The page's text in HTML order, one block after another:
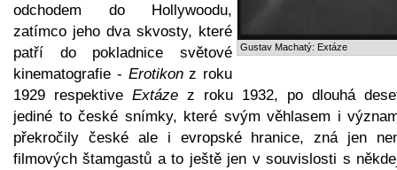
Gustav Machatý: Extáze
odchodem do Hollywoodu,
zatímco jeho dva skvosty, které
patří do pokladnice světové
kinematografie - Erotikonz roku
1929 respektive Extáze z roku 1932, po dlouhá
jediné to české snímky, které svým věhlasem i
překročily české ale i evropské hranice, zná jen
filmových štamgastů a to ještě jen v souvislosti s